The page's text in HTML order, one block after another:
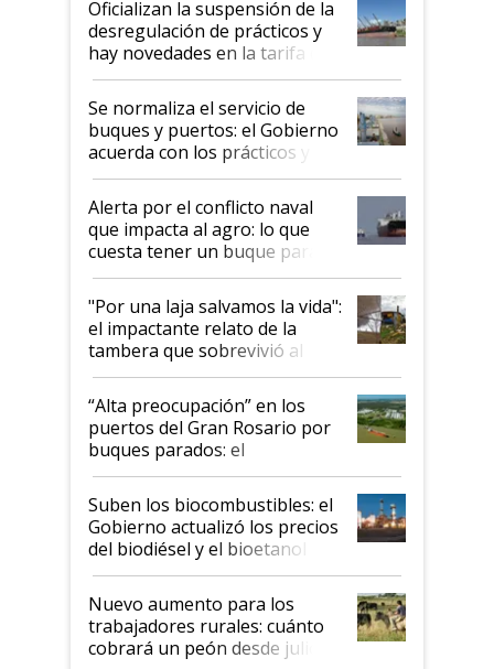
Oficializan la suspensión de la
desregulación de prácticos y
hay novedades en la tarifa de
la hidrovía
Se normaliza el servicio de
buques y puertos: el Gobierno
acuerda con los prácticos y
suspende el decreto de
desregulación
Alerta por el conflicto naval
que impacta al agro: lo que
cuesta tener un buque parado
y el peligro de que Argentina
pase a ser "país sucio"
"Por una laja salvamos la vida":
el impactante relato de la
tambera que sobrevivió al
tornado
“Alta preocupación” en los
puertos del Gran Rosario por
buques parados: el
funcionamiento de las
exportadoras en tensión tras
la medida de fuerza de los
prácticos
Suben los biocombustibles: el
Gobierno actualizó los precios
del biodiésel y el bioetanol
Nuevo aumento para los
trabajadores rurales: cuánto
cobrará un peón desde julio